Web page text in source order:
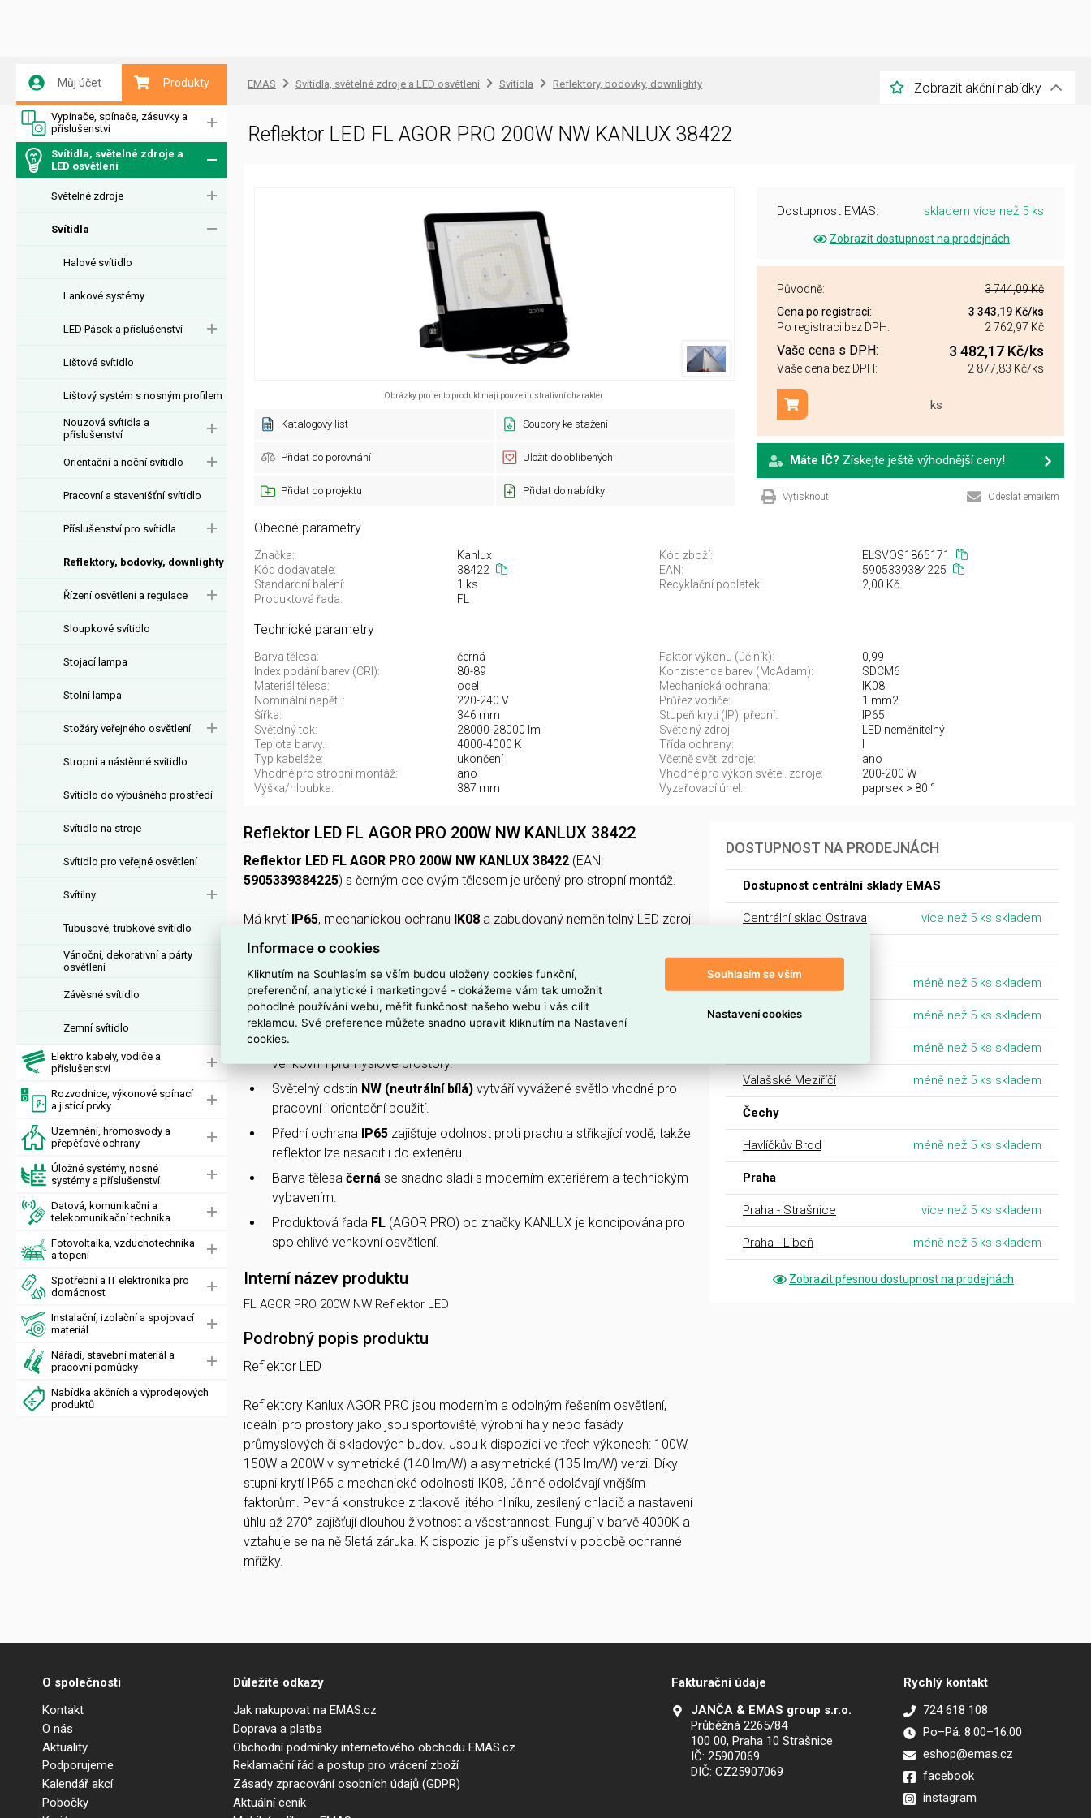
Můj účet Produkty
Vypínače, spínače, zásuvky a
příslušenství
Svítidla, světelné zdroje a
LED osvětlení
Světelné zdroje
Svítidla
Halové svítidlo
Lankové systémy
LED Pásek a příslušenství
Lištové svítidlo
Lištový systém s nosným profilem
Nouzová svítidla a
příslušenství
Orientační a noční svítidlo
Pracovní a stavenišťní svítidlo
Příslušenství pro svítidla
Reflektory, bodovky, downlighty
Řízení osvětlení a regulace
Sloupkové svítidlo
Stojací lampa
Stolní lampa
Stožáry veřejného osvětlení
Stropní a nástěnné svítidlo
Svítidlo do výbušného prostředí
Svítidlo na stroje
Svítidlo pro veřejné osvětlení
Svítilny
Tubusové, trubkové svítidlo
Vánoční, dekorativní a párty
osvětlení
Závěsné svítidlo
Zemní svítidlo
Elektro kabely, vodiče a
příslušenství
Rozvodnice, výkonové spínací
a jistící prvky
Uzemnění, hromosvody a
přepěťové ochrany
Úložné systémy, nosné
systémy a příslušenství
Datová, komunikační a
telekomunikační technika
Fotovoltaika, vzduchotechnika
a topení
Spotřební a IT elektronika pro
domácnost
Instalační, izolační a spojovací
materiál
Nářadí, stavební materiál a
pracovní pomůcky
Nabídka akčních a výprodejových
produktů
EMAS Svítidla, světelné zdroje a LED osvětlení Svítidla Reflektory, bodovky, downlighty Zobrazit akční nabídky
Reflektor LED FL AGOR PRO 200W NW KANLUX 38422
Obrázky pro tento produkt mají pouze ilustrativní charakter.
Katalogový list Soubory ke stažení
Přidat do porovnání Uložit do oblíbených
Přidat do projektu Přidat do nabídky
Dostupnost EMAS: skladem více než 5 ks
Zobrazit dostupnost na prodejnách
Původně:
3 744,09 Kč
Cena po registraci: 3 343,19 Kč/ks
Po registraci bez DPH:
2 762,97 Kč
Vaše cena s DPH: 3 482,17 Kč/ks
Vaše cena bez DPH: 2 877,83 Kč/ks
ks
Přidat do košíku
Máte IČ? Získejte ještě výhodnější ceny!
Vytisknout Odeslat emailem
Obecné parametry
Značka: Kanlux Kód zboží:
ELSVOS1865171
Kód dodavatele:
38422 EAN:
5905339384225
Standardní balení:
1 ks Recyklační poplatek:
2,00 Kč
Produktová řada:
FL
Technické parametry
Barva tělesa: černá Faktor výkonu (účiník):
0,99
Index podání barev (CRI):
80-89 Konzistence barev (McAdam):
SDCM6
Materiál tělesa:
ocel Mechanická ochrana:
IK08
Nominální napětí.:
220-240 V Průřez vodiče:
1 mm2
Šířka:
346 mm Stupeň krytí (IP), přední:
IP65
Světelný tok:
28000-28000 lm Světelný zdroj:
LED neměnitelný
Teplota barvy.:
4000-4000 K Třída ochrany:
Typ kabeláže:
ukončení Včetně svět. zdroje:
ano
Vhodné pro stropní montáž:
ano Vhodné pro výkon světel. zdroje:
200-200 W
Výška/hloubka:
387 mm Vyzařovací úhel.: paprsek > 80 °
Reflektor LED FL AGOR PRO 200W NW KANLUX 38422
Reflektor LED FL AGOR PRO 200W NW KANLUX 38422 (EAN:
5905339384225) s černým ocelovým tělesem je určený pro stropní montáž.
Má krytí IP65, mechanickou ochranu IK08 a zabudovaný neměnitelný LED zdroj:
200 W
4000 K
rozměry346 × 387 mm, vyzařovací úhel
ukončení.
PROČ SI VYBRAT TENTO REFLEKTOR?
S příkonem
venkovní i průmyslové prostory.
Světelný odstín NW (neutrální bílá) vytváří vyvážené světlo vhodné pro
pracovní i orientační použití.
Přední ochrana IP65 zajišťuje odolnost proti prachu a stříkající vodě, takže
reflektor lze nasadit i do exteriéru.
Barva tělesa černá se snadno sladí s moderním exteriérem a technickým
vybavením.
Produktová řada FL (AGOR PRO) od značky KANLUX je koncipována pro
spolehlivé venkovní osvětlení.
Interní název produktu
FL AGOR PRO 200W NW Reflektor LED
Podrobný popis produktu
Reflektor LED
Reflektory Kanlux AGOR PRO jsou moderním a odolným řešením osvětlení,
ideální pro prostory jako jsou sportoviště, výrobní haly nebo fasády
průmyslových či skladových budov. Jsou k dispozici ve třech výkonech: 100W,
150W a 200W v symetrické (140 lm/W) a asymetrické (135 lm/W) verzi. Díky
stupni krytí IP65 a mechanické odolnosti IK08, účinně odolávají vnějším
faktorům. Pevná konstrukce z tlakově litého hliníku, zesílený chladič a nastavení
úhlu až 270° zajišťují dlouhou životnost a všestrannost. Fungují v barvě 4000K a
vztahuje se na ně 5letá záruka. K dispozici je příslušenství v podobě ochranné
mřížky.
DOSTUPNOST NA PRODEJNÁCH
Dostupnost centrální sklady EMAS
Centrální sklad Ostrava více než 5 ks skladem
méně než 5 ks skladem
Opava méně než 5 ks skladem
méně než 5 ks skladem
Valašské Meziříčí méně než 5 ks skladem
Čechy
Havlíčkův Brod méně než 5 ks skladem
Praha
Praha - Strašnice více než 5 ks skladem
Praha - Libeň méně než 5 ks skladem
Zobrazit přesnou dostupnost na prodejnách
O společnosti
Kontakt
O nás
Aktuality
Podporujeme
Kalendář akcí
Pobočky
Důležité odkazy
Jak nakupovat na EMAS.cz
Doprava a platba
Obchodní podmínky internetového obchodu EMAS.cz
Reklamační řád a postup pro vrácení zboží
Zásady zpracování osobních údajů (GDPR)
Aktuální ceník
Fakturační údaje
JANČA & EMAS group s.r.o.
Průběžná 2265/84
100 00, Praha 10 Strašnice
IČ: 25907069
DIČ: CZ25907069
Rychlý kontakt
724 618 108
Po–Pá: 8.00–16.00
eshop@emas.cz
facebook
instagram
Informace o cookies
Kliknutím na Souhlasím se vším budou uloženy cookies funkční,
preferenční, analytické i marketingové - dokážeme vám tak umožnit
pohodlné používání webu, měřit funkčnost našeho webu i vás cílit
reklamou. Své preference můžete snadno upravit kliknutím na Nastavení
cookies.
Souhlasím se vším
Nastavení cookies